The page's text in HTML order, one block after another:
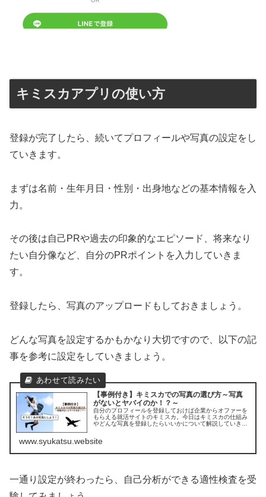
キミスカアプリの使い方
登録が完了したら、続いてプロフィールや写真の設定をし
ていきます。
まずは名前・生年月日・性別・出身地などの基本情報を入
力。
その後は自己PRや過去の印象的なエピソード、将来なり
たい自分像など、自分のPRポイントを入力していきま
す。
登録したら、写真のアップロードもしておきましょう。
どんな写真を設定するかもかなり大切ですので、以下の記
事を参考に設定をしていきましょう。
【事例付き】キミスカでの写真の選び方～写真
がないとヤバイのか！？～
自分のプロフィールを登録しておけば企業からオファーを
もらえる就活サイトのキミスカ。今日はキミスカの仕組み
やどんな写真を登録したらいいかについて解説していきま
www.syukatsu.website
一通り設定が終わったら、自己分析ができる適性検査を受